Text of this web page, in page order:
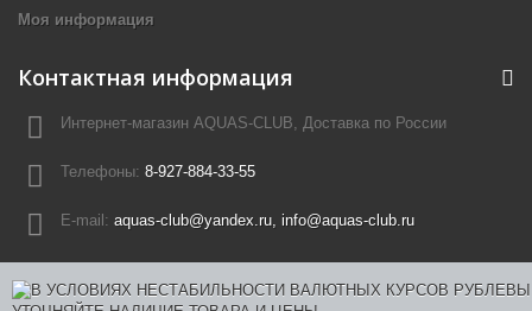
Моя информация
Контактная информация
Интернет-магазин AQUAS-CLUB, Доставка по России
Телефоны: 8-927-884-33-55
E-mail: aquas-club@yandex.ru, info@aquas-club.ru